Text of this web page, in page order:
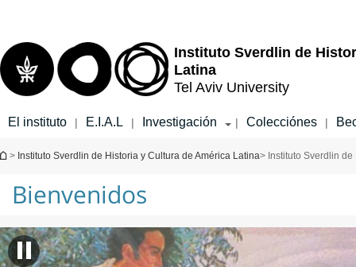
Instituto Sverdlin de
Latina
Tel Aviv University
El instituto | E.I.A.L | Investigación | Colecciónes |
You are here
> Instituto Sverdlin de Historia y Cultura de América Latina> Instituto Sverdlin
Bienvenidos